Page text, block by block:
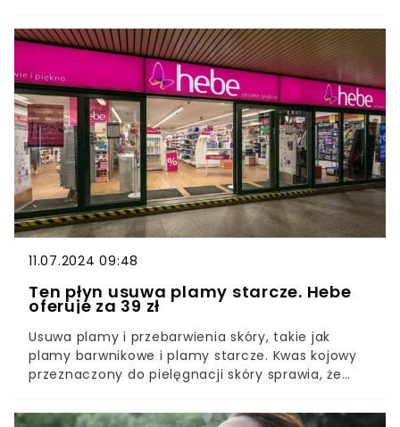
Korzystamy głównie z jego ususzonych liści, a
przed użyciem trzeba je odpowiednio
11.07.2024 09:48
Ten płyn usuwa plamy starcze. Hebe
oferuje za 39 zł
Usuwa plamy i przebarwienia skóry, takie jak
plamy barwnikowe i plamy starcze. Kwas kojowy
przeznaczony do pielęgnacji skóry sprawia, że
zmiany znikają lub stają się mniej widoczne. Za